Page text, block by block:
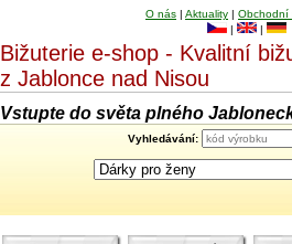
O nás | Aktuality | Obchodní
|
|
Bižuterie e-shop - Kvalitní
z Jablonce nad Nisou
Vstupte do světa plného
Vyhledávání: